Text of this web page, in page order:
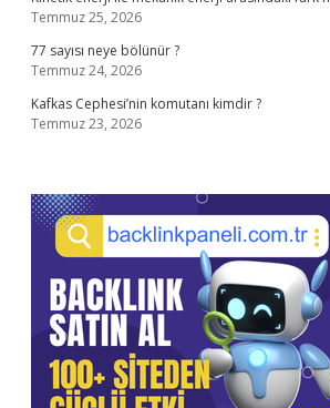
Temmuz 25, 2026
77 sayısı neye bölünür ?
Temmuz 24, 2026
Kafkas Cephesi’nin komutanı kimdir ?
Temmuz 23, 2026